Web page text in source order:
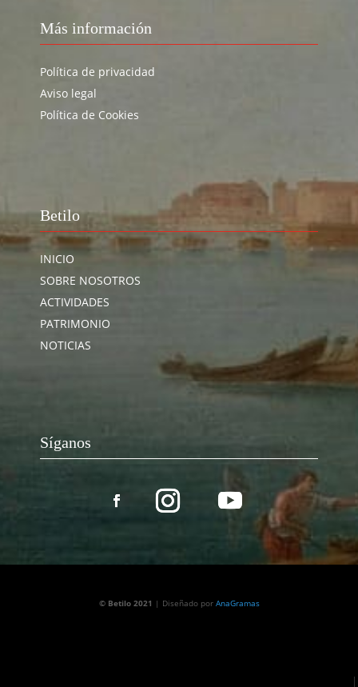
Más información
Política de privacidad
Aviso legal
Política de Cookies
Betilo
INICIO
SOBRE NOSOTROS
ACTIVIDADES
PATRIMONIO
NOTICIAS
Síganos
© Betilo 2021 | Diseñado por AnaGramas